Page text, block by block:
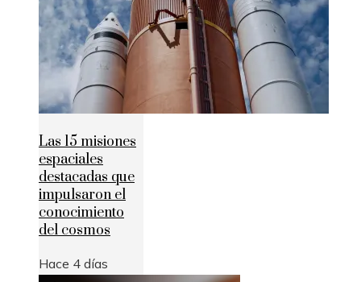
Las 15 misiones
espaciales
destacadas que
impulsaron el
conocimiento
del cosmos
Hace 4 días